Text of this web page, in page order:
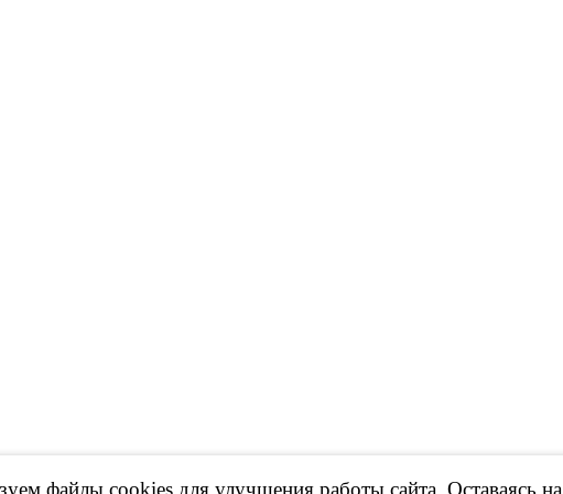
файлы cookies для улучшения работы сайта. Оставаясь на